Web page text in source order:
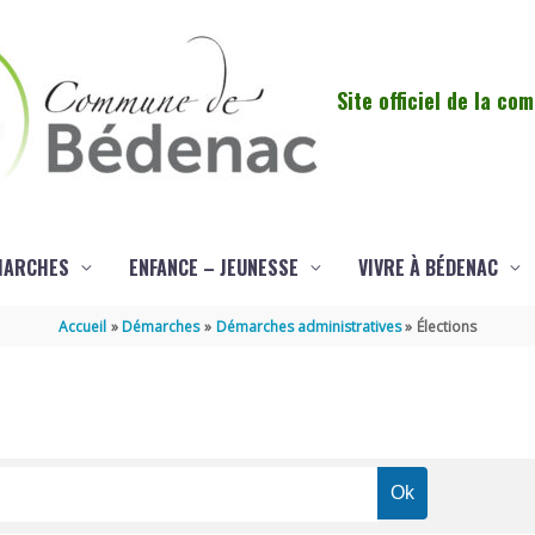
Site officiel de la
ENFANCE – JEUNESSE VIVRE À BÉDENAC
Accueil Démarches Démarches administratives Élections